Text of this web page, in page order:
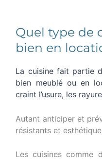
Quel type de
bien en
La cuisine fait partie
bien meublé ou en
craint l’usure, les
Autant anticiper et
résistants et
Les cuisines comme